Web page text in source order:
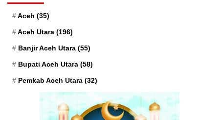
Aceh (35)
Aceh Utara (196)
Banjir Aceh Utara (55)
Bupati Aceh Utara (58)
Pemkab Aceh Utara (32)